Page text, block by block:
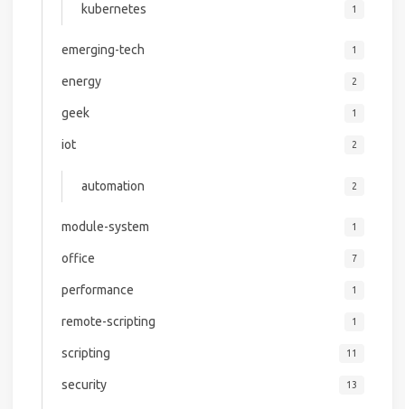
kubernetes 1
emerging-tech 1
energy 2
geek 1
iot 2
automation 2
module-system 1
office 7
performance 1
remote-scripting 1
scripting 11
security 13